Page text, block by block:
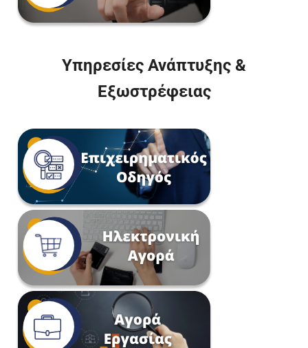
Υπηρεσίες Ανάπτυξης &
Εξωστρέφειας